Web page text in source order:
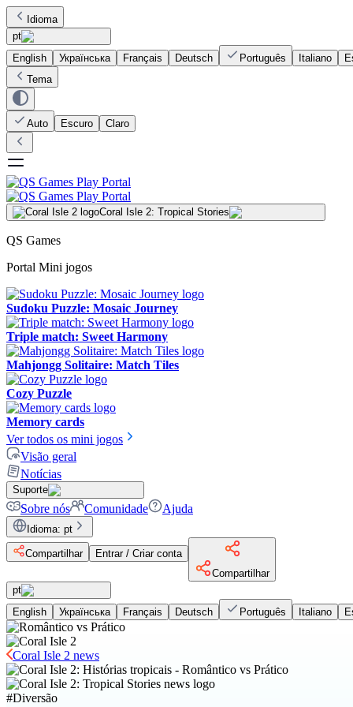
Idioma
pt
English
Українська Français Deutsch Português Italiano
Tema
Auto Escuro Claro
Coral Isle 2: Tropical Stories
QS Games
Portal Mini jogos
Sudoku Puzzle: Mosaic Journey
Triple match: Sweet Harmony
Mahjongg Solitaire: Match Tiles
Cozy Puzzle
Memory cards
Ver todos os mini jogos
Visão geral
Notícias
Suporte
Sobre nós Comunidade Ajuda
Idioma: pt
Compartilhar
Entrar / Criar conta
Compartilhar
pt
English
Українська Français Deutsch Português Italiano
Coral Isle 2 news
#Diversão